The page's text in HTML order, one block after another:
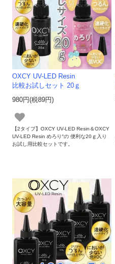
OXCY UV-LED Resin
比較お試しセット 20ｇ
980円(税89円)
【2タイプ】OXCY UV-LED Resin＆OXCY
UV-LED Resin めろり°の 便利な20ｇ入り
お試し用比較セットです。